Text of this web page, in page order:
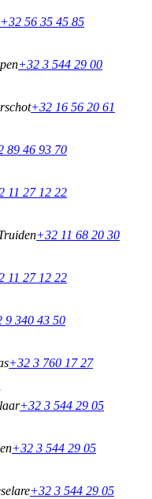
+32 56 35 45 85
+32 3 544 29 00
+32 16 56 20 61
89 46 93 70
11 27 12 22
+32 11 68 20 30
11 27 12 22
9 340 43 50
+32 3 760 17 27
+32 3 544 29 05
+32 3 544 29 05
+32 3 544 29 05